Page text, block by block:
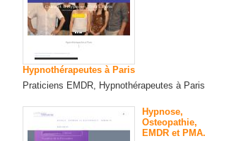
Hypnothérapeutes à Paris
Praticiens EMDR, Hypnothérapeutes à Paris
Hypnose,
Osteopathie,
EMDR et PMA.